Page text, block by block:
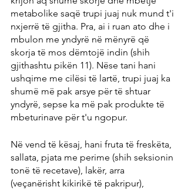
metabolike saqë trupi juaj nuk mund t'i
nxjerrë të gjitha. Pra, ai i ruan ato dhe i
mbulon me yndyrë në mënyrë që
skorja të mos dëmtojë indin (shih
gjithashtu pikën 11). Nëse tani hani
ushqime me cilësi të lartë, trupi juaj ka
shumë më pak arsye për të shtuar
yndyrë, sepse ka më pak produkte të
mbeturinave për t'u ngopur.
Në vend të kësaj, hani fruta të freskëta,
sallata, pjata me perime (shih seksionin
tonë të recetave), lakër, arra
(veçanërisht kikirikë të pakripur),